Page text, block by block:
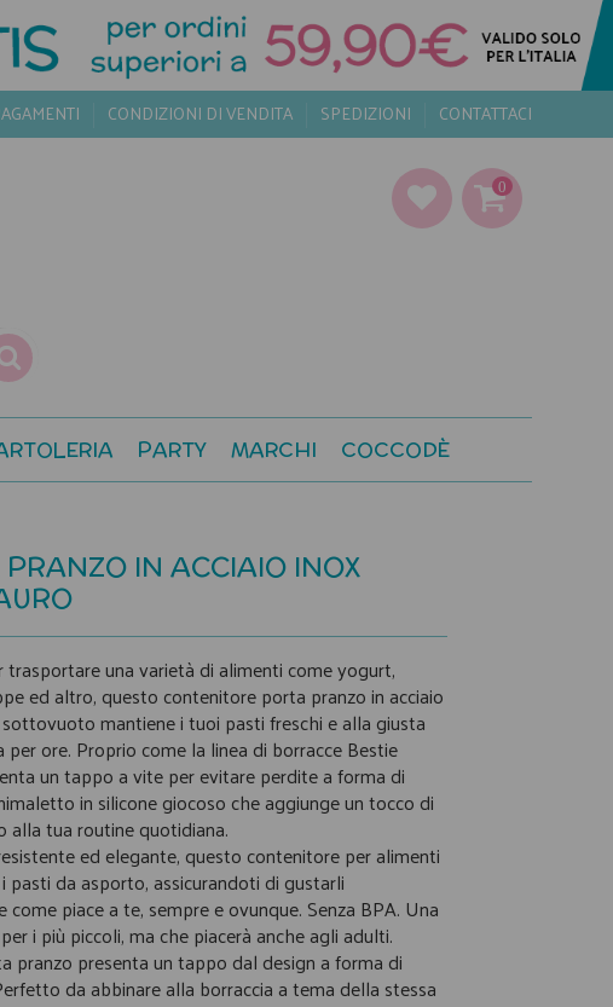
CONDIZIONI DI VENDITA SPEDIZIONI CONTATTACI
0
PARTY MARCHI COCCODÈ
PRANZO IN ACCIAIO INOX
una varietà di alimenti come yogurt,
ed altro, questo contenitore porta pranzo in acciaio
mantiene i tuoi pasti freschi e alla giusta
ore. Proprio come la linea di borracce Bestie
un tappo a vite per evitare perdite a forma di
in silicone giocoso che aggiunge un tocco di
alla tua routine quotidiana.
ed elegante, questo contenitore per alimenti
pasti da asporto, assicurandoti di gustarli
piace a te, sempre e ovunque. Senza BPA. Una
i più piccoli, ma che piacerà anche agli adulti.
pranzo presenta un tappo dal design a forma di
da abbinare alla borraccia a tema della stessa